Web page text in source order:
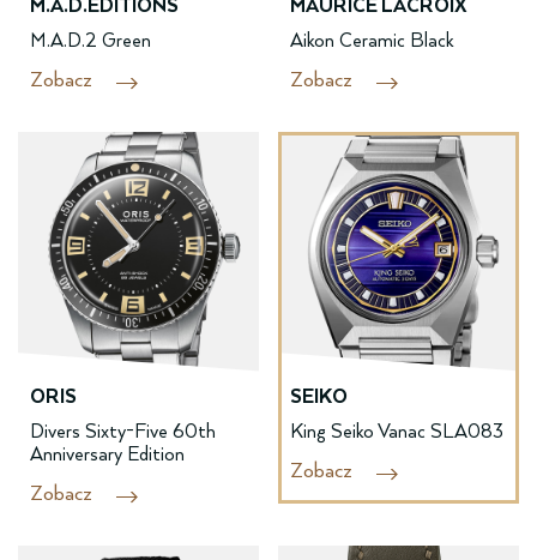
M.A.D.EDITIONS
M.A.D.2 Green
Zobacz
MAURICE LACROIX
Aikon Ceramic Black
Zobacz
ORIS
Divers Sixty-Five 60th
Anniversary Edition
Zobacz
SEIKO
King Seiko Vanac SLA083
Zobacz